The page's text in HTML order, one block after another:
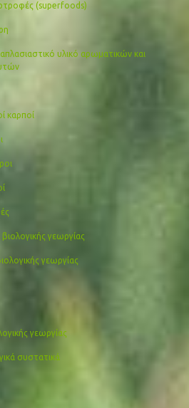
(superfoods)
υλικό αρωματικών και
καρποί
γεωργίας
γεωργίας
γεωργίας
συστατικά